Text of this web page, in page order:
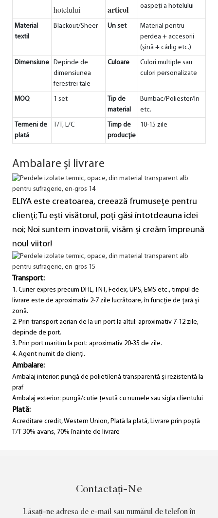
hotelului
articol
oaspeți a hotelului
Material
textil
Blackout/Sheer Un set
Material pentru
perdea + accesorii
(șină + cârlig etc.)
Dimensiune
Depinde de
dimensiunea
ferestrei tale
Culoare
Culori multiple sau
culori personalizate
MOQ 1 set
Tip de
material
Bumbac/Poliester/In
etc.
Termeni de
plată
T/T, L/C
Timp de
producție
10-15 zile
Ambalare și livrare
ELIYA este creatoarea, creează frumusețe pentru
clienți; Tu ești visătorul, poți găsi întotdeauna idei
noi; Noi suntem inovatorii, visăm și creăm împreună
noul viitor!
Transport:
1. Curier expres precum DHL, TNT, Fedex, UPS, EMS etc., timpul de
livrare este de aproximativ 2-7 zile lucrătoare, în funcție de țară și
zonă.
2. Prin transport aerian de la un port la altul: aproximativ 7-12 zile,
depinde de port.
3. Prin port maritim la port: aproximativ 20-35 de zile.
4. Agent numit de clienți.
Ambalare:
Ambalaj interior: pungă de polietilenă transparentă și rezistentă la
praf
Ambalaj exterior: pungă/cutie țesută cu numele sau sigla clientului
Plată:
Acreditare credit, Western Union, Plată la plată, Livrare prin poștă
T/T 30% avans, 70% înainte de livrare
Contactați-Ne
Lăsați-ne adresa de e-mail sau numărul de telefon în